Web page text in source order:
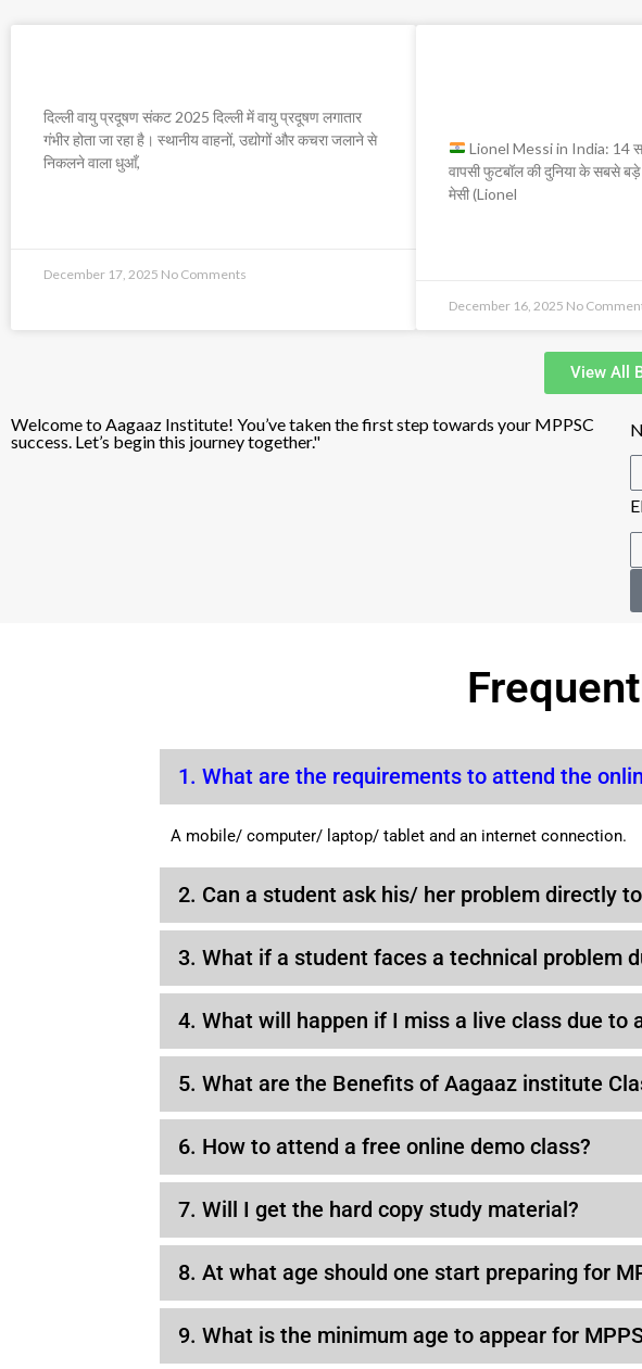
दिल्ली वायु प्रदूषण संकट 2025 दिल्ली में वायु प्रदूषण लगातार
गंभीर होता जा रहा है। स्थानीय वाहनों, उद्योगों और कचरा जलाने से
निकलने वाला धुआँ,
December 17, 2025 No Comments
Lionel Messi in India: 14
वापसी फुटबॉल की दुनिया के सबसे बड़े
मेसी (Lionel
December 16, 2025 No
View All
Welcome to Aagaaz Institute! You’ve taken the first step towards your MPPSC
success. Let’s begin this journey together."
1. What are the requirements to attend the
A mobile/ computer/ laptop/ tablet and an internet connection.
2. Can a student ask his/ her problem directly
3. What if a student faces a technical problem
4. What will happen if I miss a live class due to
5. What are the Benefits of Aagaaz institute
6. How to attend a free online demo class?
7. Will I get the hard copy study material?
8. At what age should one start preparing for
9. What is the minimum age to appear for